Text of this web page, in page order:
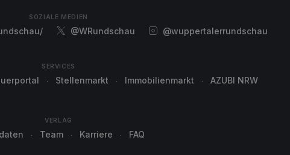
SOZIALE MEDIEN
@WRundschau @wuppertalerrundschau
SERVICES
Stellenmarkt Immobilienmarkt AZUBI NRW
VERLAG
Team Karriere FAQ